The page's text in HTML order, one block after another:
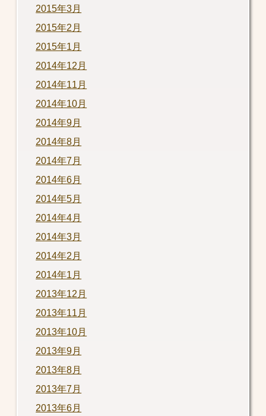
2015年3月
2015年2月
2015年1月
2014年12月
2014年11月
2014年10月
2014年9月
2014年8月
2014年7月
2014年6月
2014年5月
2014年4月
2014年3月
2014年2月
2014年1月
2013年12月
2013年11月
2013年10月
2013年9月
2013年8月
2013年7月
2013年6月